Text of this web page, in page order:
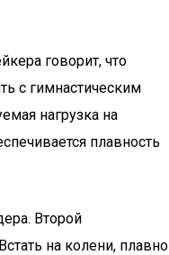
говорит, что
с гимнастическим
нагрузка на
плавность
Второй
на колени, плавно